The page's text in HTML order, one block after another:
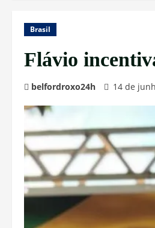
Brasil
Flávio
belfordroxo24h 14 de